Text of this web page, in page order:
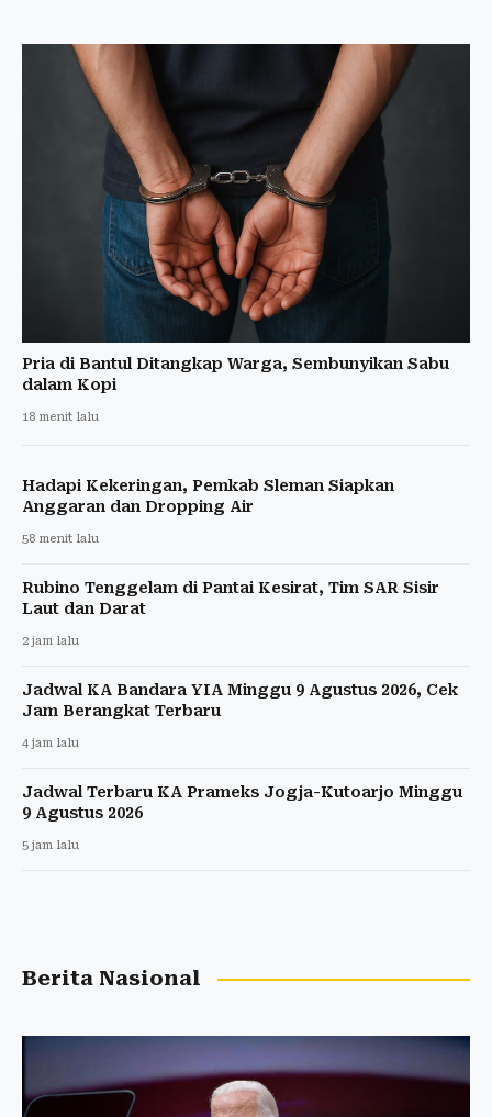
Pria di Bantul Ditangkap Warga, Sembunyikan Sabu
dalam Kopi
18 menit lalu
Hadapi Kekeringan, Pemkab Sleman Siapkan
Anggaran dan Dropping Air
58 menit lalu
Rubino Tenggelam di Pantai Kesirat, Tim SAR Sisir
Laut dan Darat
2 jam lalu
Jadwal KA Bandara YIA Minggu 9 Agustus 2026, Cek
Jam Berangkat Terbaru
4 jam lalu
Jadwal Terbaru KA Prameks Jogja-Kutoarjo Minggu
9 Agustus 2026
5 jam lalu
Berita Nasional